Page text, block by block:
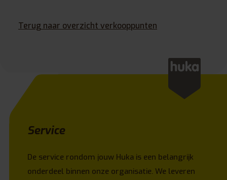
Terug naar overzicht verkooppunten
Service
De service rondom jouw Huka is een belangrijk
onderdeel binnen onze organisatie. We leveren